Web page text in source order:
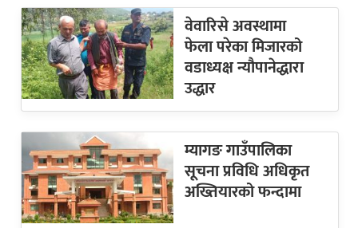
वेवारिसे अवस्थामा
फेला परेका मिजारको
वडाध्यक्ष न्यौपानेद्धारा
उद्धार
म्यागङ गाउँपालिका
सूचना प्रविधि अधिकृत
अख्तियारको फन्दामा